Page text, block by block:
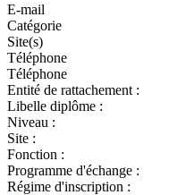
E-mail
Catégorie
Site(s)
Téléphone
Téléphone
Entité de rattachement :
Libelle diplôme :
Niveau :
Site :
Fonction :
Programme d'échange :
Régime d'inscription :